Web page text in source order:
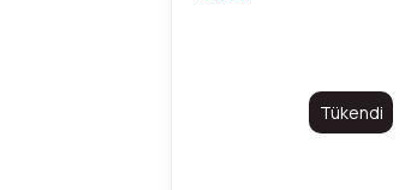
Tükendi